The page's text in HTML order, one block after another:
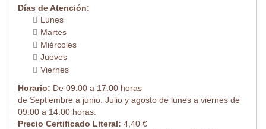
Días de Atención:
Lunes
Martes
Miércoles
Jueves
Viernes
Horario: De 09:00 a 17:00 horas
de Septiembre a junio. Julio y agosto de lunes a viernes de
09:00 a 14:00 horas.
Precio Certificado Literal: 4,40 €